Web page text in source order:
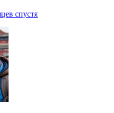
спустя